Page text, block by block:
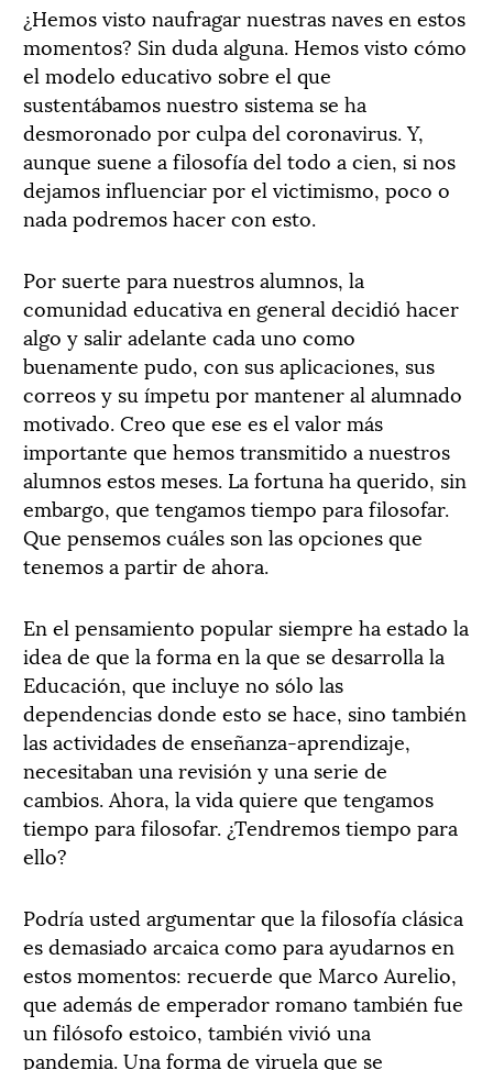
¿Hemos visto naufragar nuestras naves en estos
momentos? Sin duda alguna. Hemos visto cómo
el modelo educativo sobre el que
sustentábamos nuestro sistema se ha
desmoronado por culpa del coronavirus. Y,
aunque suene a filosofía del todo a cien, si nos
dejamos influenciar por el victimismo, poco o
nada podremos hacer con esto.
Por suerte para nuestros alumnos, la
comunidad educativa en general decidió hacer
algo y salir adelante cada uno como
buenamente pudo, con sus aplicaciones, sus
correos y su ímpetu por mantener al alumnado
motivado. Creo que ese es el valor más
importante que hemos transmitido a nuestros
alumnos estos meses. La fortuna ha querido, sin
embargo, que tengamos tiempo para filosofar.
Que pensemos cuáles son las opciones que
tenemos a partir de ahora.
En el pensamiento popular siempre ha estado la
idea de que la forma en la que se desarrolla la
Educación, que incluye no sólo las
dependencias donde esto se hace, sino también
las actividades de enseñanza-aprendizaje,
necesitaban una revisión y una serie de
cambios. Ahora, la vida quiere que tengamos
tiempo para filosofar. ¿Tendremos tiempo para
ello?
Podría usted argumentar que la filosofía clásica
es demasiado arcaica como para ayudarnos en
estos momentos: recuerde que Marco Aurelio,
que además de emperador romano también fue
un filósofo estoico, también vivió una
pandemia. Una forma de viruela que se